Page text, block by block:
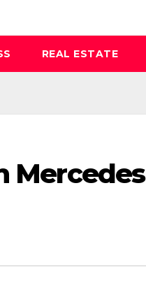
REAL ESTATE
Mercedes